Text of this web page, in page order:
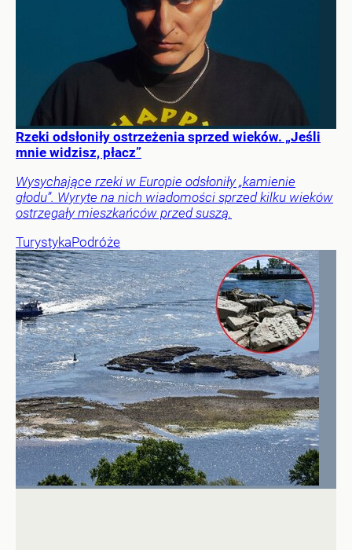
Rzeki odsłoniły ostrzeżenia sprzed wieków. „Jeśli
mnie widzisz, płacz”
Wysychające rzeki w Europie odsłoniły „kamienie
głodu”. Wyryte na nich wiadomości sprzed kilku wieków
ostrzegały mieszkańców przed suszą.
TurystykaPodróże